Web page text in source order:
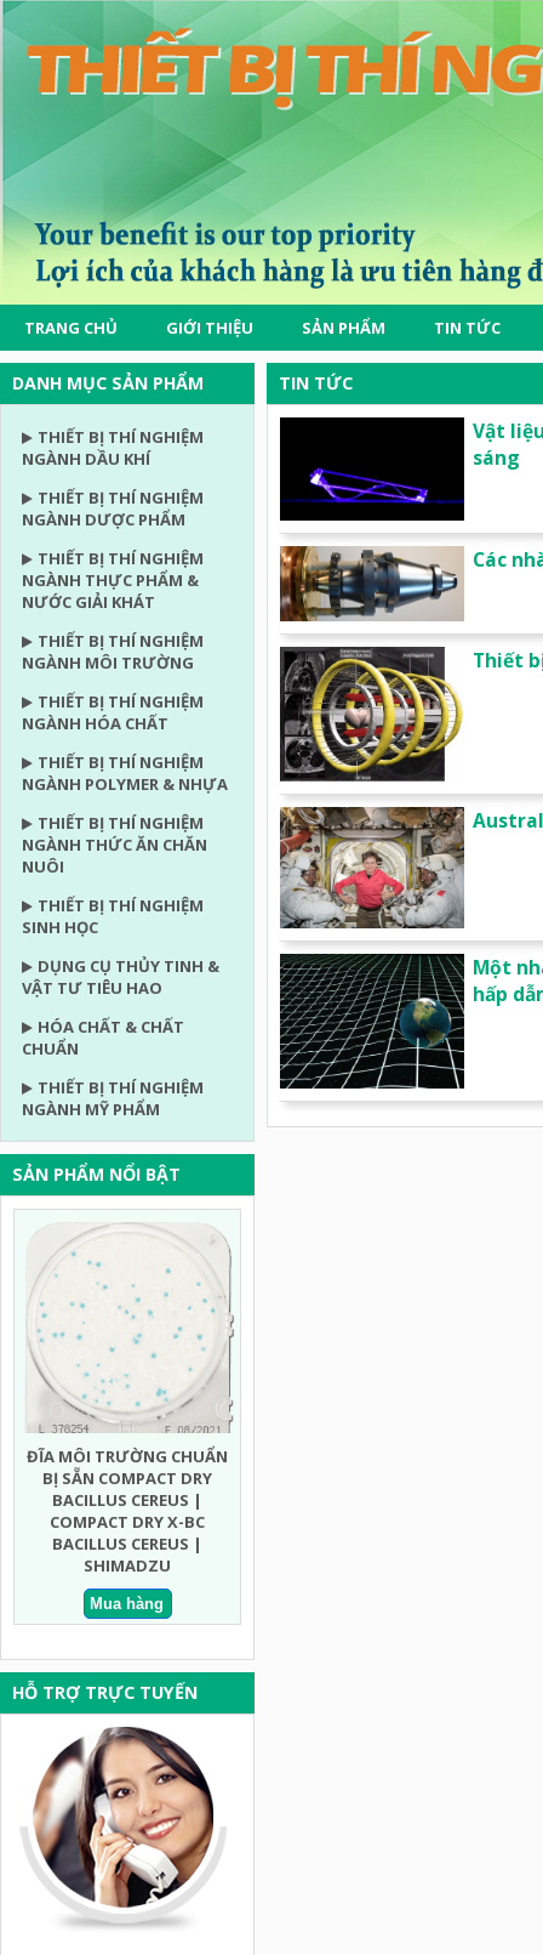
TRANG CHỦ GIỚI THIỆU SẢN PHẨM TIN TỨC
DANH MỤC SẢN PHẨM
THIẾT BỊ THÍ NGHIỆM
NGÀNH DẦU KHÍ
THIẾT BỊ THÍ NGHIỆM
NGÀNH DƯỢC PHẨM
THIẾT BỊ THÍ NGHIỆM
NGÀNH THỰC PHẨM &
NƯỚC GIẢI KHÁT
THIẾT BỊ THÍ NGHIỆM
NGÀNH MÔI TRƯỜNG
THIẾT BỊ THÍ NGHIỆM
NGÀNH HÓA CHẤT
THIẾT BỊ THÍ NGHIỆM
NGÀNH POLYMER & NHỰA
THIẾT BỊ THÍ NGHIỆM
NGÀNH THỨC ĂN CHĂN
NUÔI
THIẾT BỊ THÍ NGHIỆM
SINH HỌC
DỤNG CỤ THỦY TINH &
VẬT TƯ TIÊU HAO
HÓA CHẤT & CHẤT
CHUẨN
THIẾT BỊ THÍ NGHIỆM
NGÀNH MỸ PHẨM
SẢN PHẨM NỔI BẬT
ĐĨA MÔI TRƯỜNG CHUẨN
BỊ SẴN COMPACT DRY
BACILLUS CEREUS |
COMPACT DRY X-BC
BACILLUS CEREUS |
SHIMADZU
HỖ TRỢ TRỰC TUYẾN
TIN TỨC
Vật
sáng
Các
Thiết
Một
hấp